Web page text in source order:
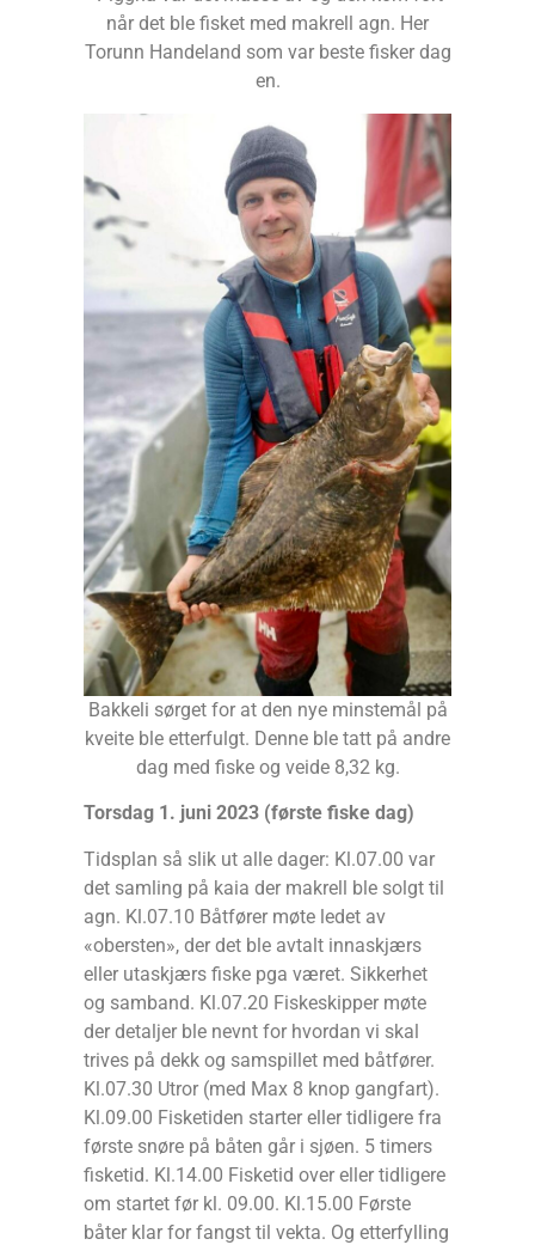
når det ble fisket med makrell agn. Her
Torunn Handeland som var beste fisker dag
en.
Bakkeli sørget for at den nye minstemål på
kveite ble etterfulgt. Denne ble tatt på andre
dag med fiske og veide 8,32 kg.
Torsdag 1. juni 2023 (første fiske dag)
Tidsplan så slik ut alle dager: Kl.07.00 var
det samling på kaia der makrell ble solgt til
agn. Kl.07.10 Båtfører møte ledet av
«obersten», der det ble avtalt innaskjærs
eller utaskjærs fiske pga været. Sikkerhet
og samband. Kl.07.20 Fiskeskipper møte
der detaljer ble nevnt for hvordan vi skal
trives på dekk og samspillet med båtfører.
Kl.07.30 Utror (med Max 8 knop gangfart).
Kl.09.00 Fisketiden starter eller tidligere fra
første snøre på båten går i sjøen. 5 timers
fisketid. Kl.14.00 Fisketid over eller tidligere
om startet før kl. 09.00. Kl.15.00 Første
båter klar for fangst til vekta. Og etterfylling